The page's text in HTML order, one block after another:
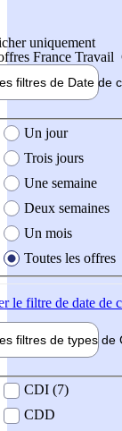
uniquement
France Travail
filtres de Date de
création de l'offre
Un jour
Trois jours
Une semaine
Deux semaines
Un mois
Toutes les offres
le filtre de date de
filtres de types de
contrat
CDI (7)
CDD